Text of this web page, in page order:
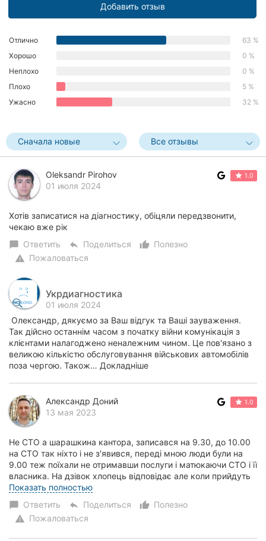
Луцк
Карпаты
Добавить отзыв
Отлично
63 %
Хорошо
0 %
Неплохо
0 %
Плохо
5 %
Ужасно
32 %
Сначала новые Все отзывы
Oleksandr Pirohov
01 июля 2024
1.0
Хотів записатися на діагностику, обіцяли передзвонити,
чекаю вже рік
chat_bubble Ответить reply Поделиться thumb_up_alt
Полезно
warning Пожаловаться
Укрдиагностика
01 июля 2024
Олександр, дякуємо за Ваш відгук та Ваші зауваження.
Так дійсно останнім часом з початку війни комунікація з
клієнтами налагоджено неналежним чином. Це пов'язано з
великою кількістю обслуговування військових автомобілів
поза чергою. Також… Докладніше
Александр Доний
13 мая 2023
1.0
Не СТО а шарашкина кантора, записався на 9.30, до 10.00
на СТО так ніхто і не з'явився, переді мною люди були на
9.00 теж поїхали не отримавши послуги і матюкаючи СТО і її
власника. На дзівок хлопець відповідає але коли прийдуть
хлопці він не знає. О...
Показать полностью
chat_bubble Ответить reply Поделиться thumb_up_alt
Полезно
warning Пожаловаться